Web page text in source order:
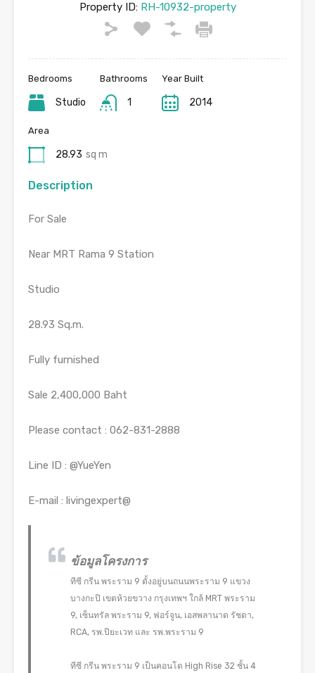
Property ID:RH-10932-property
Bedrooms
Studio
Bathrooms
1
Year Built
2014
Area
28.93 sq m
Description
For Sale
Near MRT Rama 9 Station
Studio
28.93 Sq.m.
Fully furnished
Sale 2,400,000 Baht
Please contact : 062-831-2888
Line ID : @YueYen
E-mail : livingexpert@
ข้อมูลโครงการ
ทีซี กรีน พระราม 9 ตั้งอยู่บนถนนพระราม 9 แขวง
บางกะปิ เขตห้วยขวาง กรุงเทพฯ ใกล้ MRT พระราม
9, เซ็นทรัล พระราม 9, ฟอร์จูน, เอสพลานาด รัชดา,
RCA, รพ.ปิยะเวท และ รพ.พระราม 9
ทีซี กรีน พระราม 9 เป็นคอนโด High Rise 32 ชั้น 4